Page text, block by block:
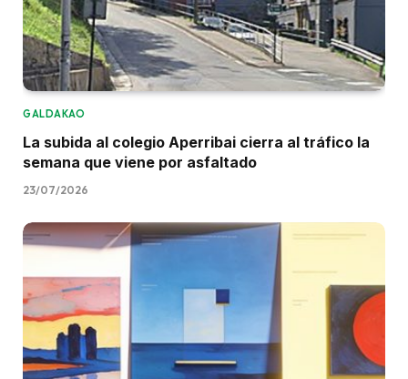
GALDAKAO
La subida al colegio Aperribai cierra al tráfico la
semana que viene por asfaltado
23/07/2026